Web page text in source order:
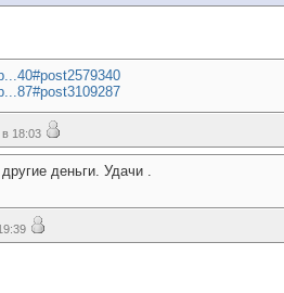
18:03
деньги. Удачи .